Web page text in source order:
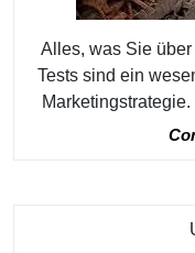
Alles, was Sie
Tests sind ein